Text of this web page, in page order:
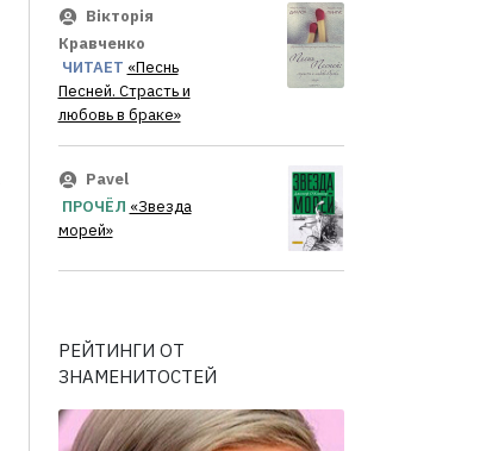
Вікторія
Кравченко
ЧИТАЕТ «Песнь
Песней. Страсть и
любовь в браке»
Pavel
ПРОЧЁЛ «Звезда
морей»
РЕЙТИНГИ ОТ
ЗНАМЕНИТОСТЕЙ